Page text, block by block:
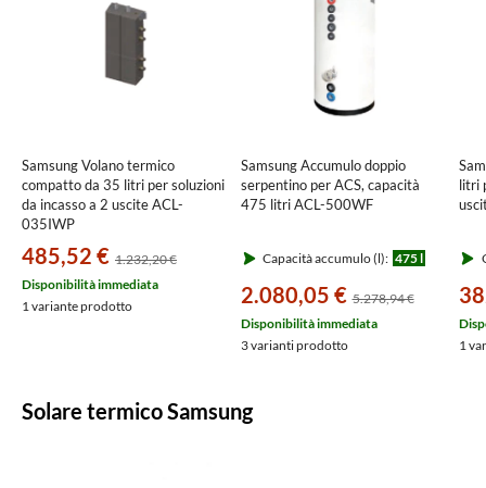
Samsung Volano termico
compatto da 35 litri per soluzioni
da incasso a 2 uscite ACL-
035IWP
485,52 € 1.232,20 €
Disponibilità immediata
1 variante prodotto
Samsung Accumulo doppio
serpentino per ACS, capacità
475 litri ACL-500WF
Capacità accumulo (l): 475 l
2.080,05 € 5.278,94 €
Disponibilità immediata
3 varianti prodotto
litri
1
Solare termico Samsung